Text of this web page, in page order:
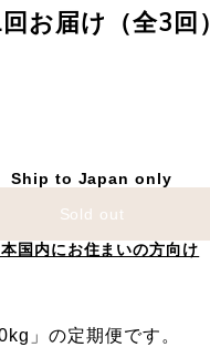
お届け（全3回）
Ship to Japan only
Sold out
本国内にお住まいの方向け
」の定期便です。